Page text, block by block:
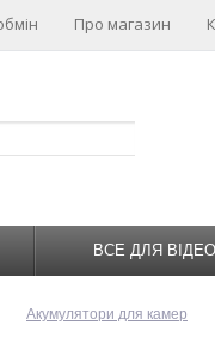
Про магазин
ВСЕ ДЛЯ ВІДЕО
Акумулятори для камер